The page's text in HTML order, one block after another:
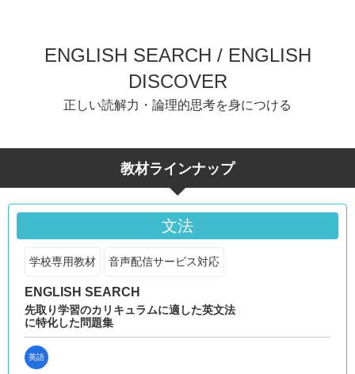
ENGLISH SEARCH / ENGLISH
DISCOVER
正しい読解力・論理的思考を身につける
教材ラインナップ
文法
学校専用教材 音声配信サービス対応
ENGLISH SEARCH
先取り学習のカリキュラムに適した英文法
に特化した問題集
英語